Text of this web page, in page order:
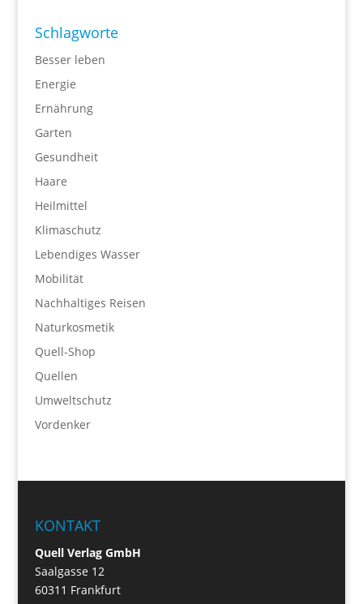
Schlagworte
Besser leben
Energie
Ernährung
Garten
Gesundheit
Haare
Heilmittel
Klimaschutz
Lebendiges Wasser
Mobilität
Nachhaltiges Reisen
Naturkosmetik
Quell-Shop
Quellen
Umweltschutz
Vordenker
KONTAKT
Quell Verlag GmbH
Saalgasse 12
60311 Frankfurt